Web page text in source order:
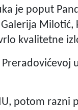
je poput
kvalitetne
potom razni